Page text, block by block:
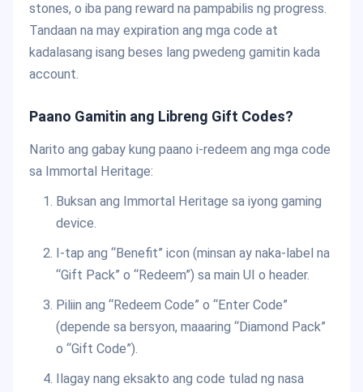
stones, o iba pang reward na pampabilis ng progress.
Tandaan na may expiration ang mga code at
kadalasang isang beses lang pwedeng gamitin kada
account.
Paano Gamitin ang Libreng Gift Codes?
Narito ang gabay kung paano i-redeem ang mga code
sa Immortal Heritage:
Buksan ang Immortal Heritage sa iyong gaming
device.
I-tap ang “Benefit” icon (minsan ay naka-label na
“Gift Pack” o “Redeem”) sa main UI o header.
Piliin ang “Redeem Code” o “Enter Code”
(depende sa bersyon, maaaring “Diamond Pack”
o “Gift Code”).
Ilagay nang eksakto ang code tulad ng nasa